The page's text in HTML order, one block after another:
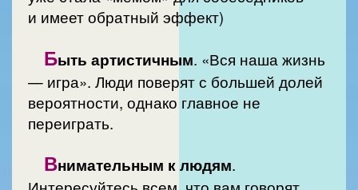
и имеет обратный эффект)
Быть артистичным. «Вся наша жизнь
— игра». Люди поверят с большей долей
вероятности, однако главное не
переиграть.
Внимательным к людям.